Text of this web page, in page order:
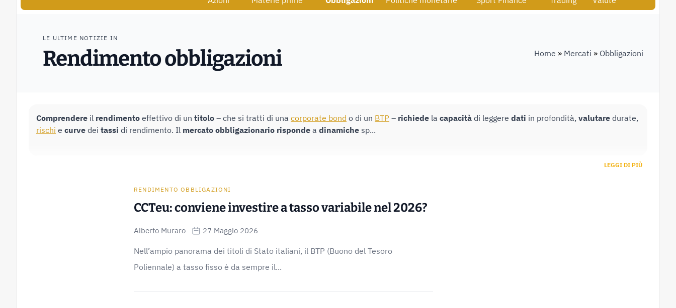
LE ULTIME NOTIZIE IN
Rendimento obbligazioni Home » Mercati » Obbligazioni
Comprendere il rendimento effettivo di un titolo – che si tratti di una corporate bond o di un BTP – richiede la capacità di leggere dati in profondità, valutare durate,
rischi e curve dei tassi di rendimento. Il mercato obbligazionario risponde a dinamiche sp...
LEGGI DI PIÙ
RENDIMENTO OBBLIGAZIONI
CCTeu: conviene investire a tasso variabile nel 2026?
Alberto Muraro 27 Maggio 2026
Nell’ampio panorama dei titoli di Stato italiani, il BTP (Buono del Tesoro
Poliennale) a tasso fisso è da sempre il...